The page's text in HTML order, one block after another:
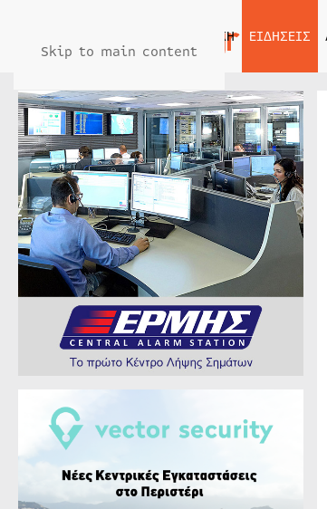
Skip to main content
ΑΡΧΙΚΗ ΕΙΔΗΣΕΙΣ